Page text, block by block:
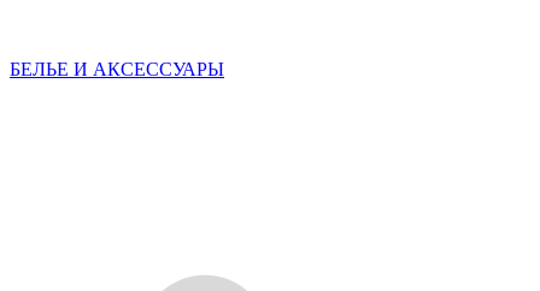
БЕЛЬЕ И АКСЕССУАРЫ